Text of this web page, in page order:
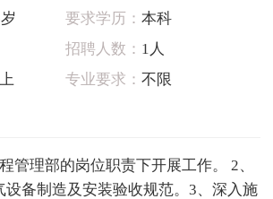
要求学历： 本科
招聘人数： 1人
专业要求： 不限
管理部的岗位职责下开展工作。 2、
设备制造及安装验收规范。3、深入施